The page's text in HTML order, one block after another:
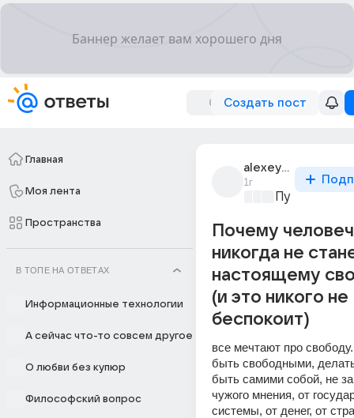
Создать пост
Главная
Моя лента
Пространства
В ТОПЕ НА ОТВЕТАХ
Информационные технологии
А сейчас что-то совсем другое
О любви без купюр
Философский вопрос
alexeyevish
1г
Пути
Почему
никогда не
настоящему
(и это никого не
беспокоит)
все мечтают про
быть свободными,
быть самими собой, не
чужого мнения, от
системы, от денег, от